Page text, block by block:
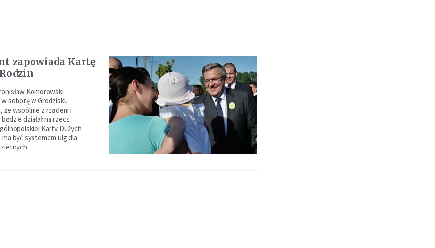
zapowiada Kartę
Komorowski
w sobotę w Grodzisku
że wspólnie z rządem i
działał na rzecz
Karty Dużych
być systemem ulg dla